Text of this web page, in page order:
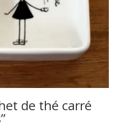
de thé carré